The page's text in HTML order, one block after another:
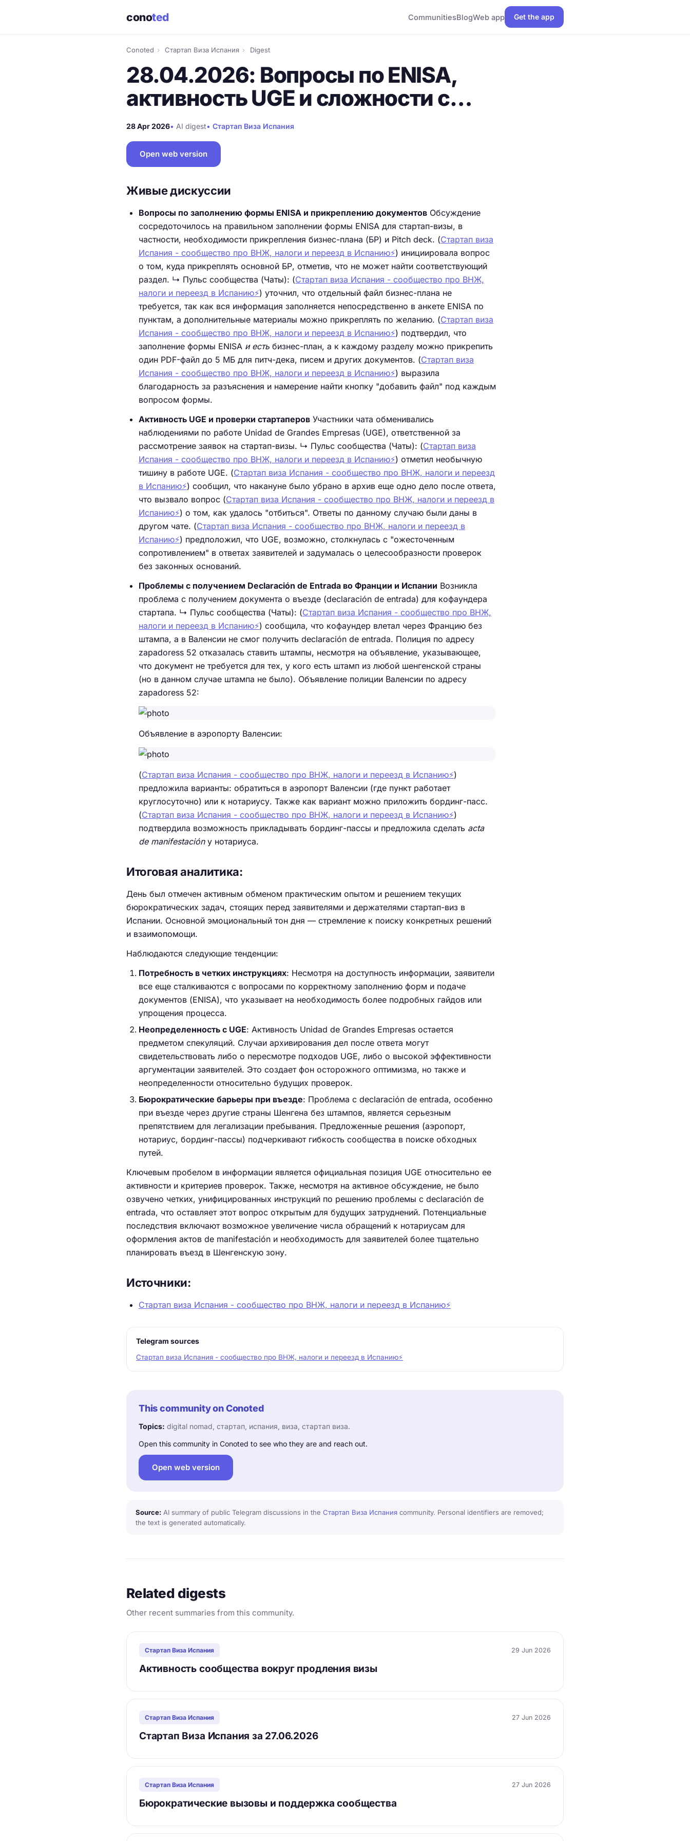
conoted CommunitiesBlogWeb app Get the app
Conoted › Стартап Виза Испания › Digest
28.04.2026: Вопросы по ENISA,
активность UGE и сложности с…
28 Apr 2026• AI digest• Стартап Виза Испания
Open web version
Живые дискуссии
Вопросы по заполнению формы ENISA и прикреплению документов Обсуждение
сосредоточилось на правильном заполнении формы ENISA для стартап-визы, в
частности, необходимости прикрепления бизнес-плана (БР) и Pitch deck. (Стартап виза
Испания - сообщество про ВНЖ, налоги и переезд в Испанию⚡️) инициировала вопрос
о том, куда прикреплять основной БР, отметив, что не может найти соответствующий
раздел. ↳ Пульс сообщества (Чаты): (Стартап виза Испания - сообщество про ВНЖ,
налоги и переезд в Испанию⚡️) уточнил, что отдельный файл бизнес-плана не
требуется, так как вся информация заполняется непосредственно в анкете ENISA по
пунктам, а дополнительные материалы можно прикреплять по желанию. (Стартап виза
Испания - сообщество про ВНЖ, налоги и переезд в Испанию⚡️) подтвердил, что
заполнение формы ENISA и есть бизнес-план, а к каждому разделу можно прикрепить
один PDF-файл до 5 МБ для питч-дека, писем и других документов. (Стартап виза
Испания - сообщество про ВНЖ, налоги и переезд в Испанию⚡️) выразила
благодарность за разъяснения и намерение найти кнопку "добавить файл" под каждым
вопросом формы.
Активность UGE и проверки стартаперов Участники чата обменивались
наблюдениями по работе Unidad de Grandes Empresas (UGE), ответственной за
рассмотрение заявок на стартап-визы. ↳ Пульс сообщества (Чаты): (Стартап виза
Испания - сообщество про ВНЖ, налоги и переезд в Испанию⚡️) отметил необычную
тишину в работе UGE. (Стартап виза Испания - сообщество про ВНЖ, налоги и переезд
в Испанию⚡️) сообщил, что накануне было убрано в архив еще одно дело после ответа,
что вызвало вопрос (Стартап виза Испания - сообщество про ВНЖ, налоги и переезд в
Испанию⚡️) о том, как удалось "отбиться". Ответы по данному случаю были даны в
другом чате. (Стартап виза Испания - сообщество про ВНЖ, налоги и переезд в
Испанию⚡️) предположил, что UGE, возможно, столкнулась с "ожесточенным
сопротивлением" в ответах заявителей и задумалась о целесообразности проверок
без законных оснований.
Проблемы с получением Declaración de Entrada во Франции и Испании Возникла
проблема с получением документа о въезде (declaración de entrada) для кофаундера
стартапа. ↳ Пульс сообщества (Чаты): (Стартап виза Испания - сообщество про ВНЖ,
налоги и переезд в Испанию⚡️) сообщила, что кофаундер влетал через Францию без
штампа, а в Валенсии не смог получить declaración de entrada. Полиция по адресу
zapadoress 52 отказалась ставить штампы, несмотря на объявление, указывающее,
что документ не требуется для тех, у кого есть штамп из любой шенгенской страны
(но в данном случае штампа не было). Объявление полиции Валенсии по адресу
zapadoress 52:
Объявление в аэропорту Валенсии:
(Стартап виза Испания - сообщество про ВНЖ, налоги и переезд в Испанию⚡️)
предложила варианты: обратиться в аэропорт Валенсии (где пункт работает
круглосуточно) или к нотариусу. Также как вариант можно приложить бординг-пасс.
(Стартап виза Испания - сообщество про ВНЖ, налоги и переезд в Испанию⚡️)
подтвердила возможность прикладывать бординг-пассы и предложила сделать acta
de manifestaciónу нотариуса.
Итоговая аналитика:
День был отмечен активным обменом практическим опытом и решением текущих
бюрократических задач, стоящих перед заявителями и держателями стартап-виз в
Испании. Основной эмоциональный тон дня — стремление к поиску конкретных решений
и взаимопомощи.
Наблюдаются следующие тенденции:
Потребность в четких инструкциях: Несмотря на доступность информации, заявители
все еще сталкиваются с вопросами по корректному заполнению форм и подаче
документов (ENISA), что указывает на необходимость более подробных гайдов или
упрощения процесса.
Неопределенность с UGE: Активность Unidad de Grandes Empresas остается
предметом спекуляций. Случаи архивирования дел после ответа могут
свидетельствовать либо о пересмотре подходов UGE, либо о высокой эффективности
аргументации заявителей. Это создает фон осторожного оптимизма, но также и
неопределенности относительно будущих проверок.
Бюрократические барьеры при въезде: Проблема с declaración de entrada, особенно
при въезде через другие страны Шенгена без штампов, является серьезным
препятствием для легализации пребывания. Предложенные решения (аэропорт,
нотариус, бординг-пассы) подчеркивают гибкость сообщества в поиске обходных
путей.
Ключевым пробелом в информации является официальная позиция UGE относительно ее
активности и критериев проверок. Также, несмотря на активное обсуждение, не было
озвучено четких, унифицированных инструкций по решению проблемы с declaración de
entrada, что оставляет этот вопрос открытым для будущих затруднений. Потенциальные
последствия включают возможное увеличение числа обращений к нотариусам для
оформления актов de manifestación и необходимость для заявителей более тщательно
планировать въезд в Шенгенскую зону.
Источники:
Стартап виза Испания - сообщество про ВНЖ, налоги и переезд в Испанию⚡️
Telegram sources
Стартап виза Испания - сообщество про ВНЖ, налоги и переезд в Испанию⚡️
This community on Conoted
Topics: digital nomad, стартап, испания, виза, стартап виза.
Open this community in Conoted to see who they are and reach out.
Open web version
Source: AI summary of public Telegram discussions in the Стартап Виза Испания community. Personal identifiers are removed;
the text is generated automatically.
Related digests
Other recent summaries from this community.
Стартап Виза Испания 29 Jun 2026
Активность сообщества вокруг продления визы
Стартап Виза Испания 27 Jun 2026
Стартап Виза Испания за 27.06.2026
Стартап Виза Испания 27 Jun 2026
Бюрократические вызовы и поддержка сообщества